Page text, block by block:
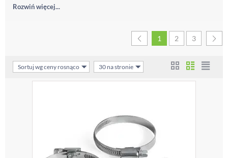
Rozwiń więcej...
1 2 3
Sortuj wg ceny rosnąco 30 na stronie